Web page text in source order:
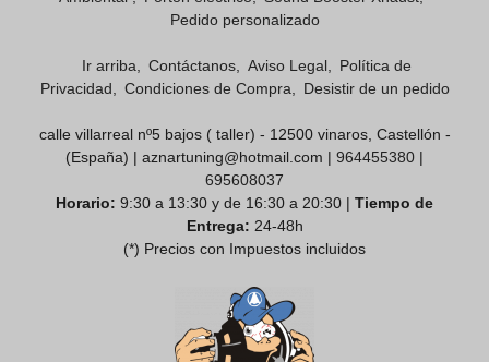
Pedido personalizado
Ir arriba Contáctanos Aviso Legal
Política de
Privacidad
Condiciones de Compra Desistir de un pedido
calle villarreal nº5 bajos ( taller) - 12500 vinaros, Castellón -
(España) | aznartuning@hotmail.com | 964455380 |
695608037
Horario: 9:30 a 13:30 y de 16:30 a 20:30 | Tiempo de
Entrega: 24-48h
(*) Precios con Impuestos incluidos